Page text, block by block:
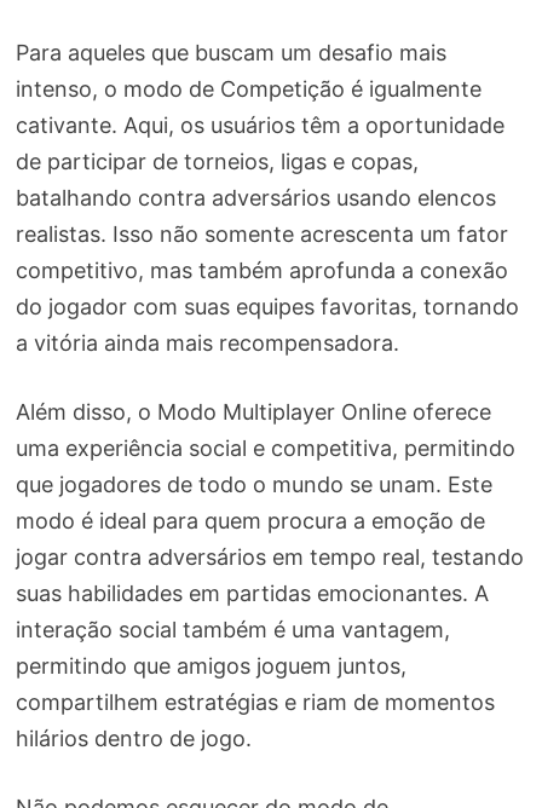
Para aqueles que buscam um desafio mais
intenso, o modo de Competição é igualmente
cativante. Aqui, os usuários têm a oportunidade
de participar de torneios, ligas e copas,
batalhando contra adversários usando elencos
realistas. Isso não somente acrescenta um fator
competitivo, mas também aprofunda a conexão
do jogador com suas equipes favoritas, tornando
a vitória ainda mais recompensadora.
Além disso, o Modo Multiplayer Online oferece
uma experiência social e competitiva, permitindo
que jogadores de todo o mundo se unam. Este
modo é ideal para quem procura a emoção de
jogar contra adversários em tempo real, testando
suas habilidades em partidas emocionantes. A
interação social também é uma vantagem,
permitindo que amigos joguem juntos,
compartilhem estratégias e riam de momentos
hilários dentro de jogo.